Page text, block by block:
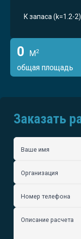
К запаса (k=1.2-2)
0 М 2
общая площадь
Заказать
Ваше имя
Организация
Номер телефона
Описание расчета